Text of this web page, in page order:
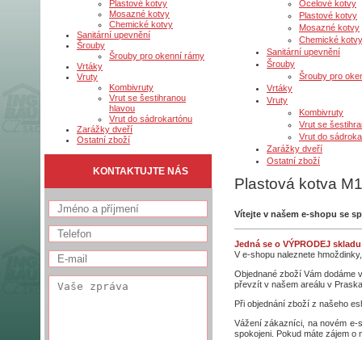
Ocelové kotvy
Plastové kotvy
Mosazné kotvy
Chemické kotvy
Sanitární upevnění
Šrouby
Šrouby pro
Vrtáky
Vruty
Kombivruty
Vrut se
Vrut do
Zarážky dveří
Ostatní zboží
Plastová kotva
Vítejte v našem e-shopu se
Jedná se o VÝPRODEJ
V e-shopu naleznete
Objednané zboží Vám dodáme
převzít v našem areálu v
Při objednání zboží z našeho
Vážení zákazníci, na novém e-
spokojeni. Pokud máte zájem o
Plastové kotvy
Mosazné kotvy
Chemické kotvy
Sanitární upevnění
Šrouby
Šrouby pro okenní rámy
Vrtáky
Vruty
Kombivruty
Vrut se šestihranou
hlavou
Vrut do sádrokartónu
Zarážky dveří
Ostatní zboží
KONTAKTUJTE NÁS